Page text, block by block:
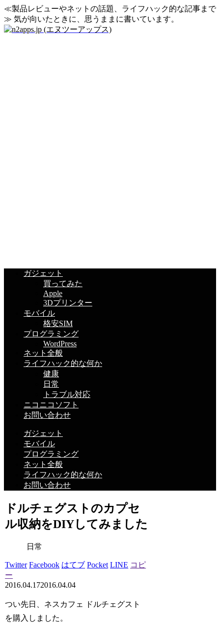
≪製品レビューやネットの話題、ライフハック的な記事まで
≫ 気が向いたときに、思うままに書いています。
ガジェット
買ってみた
Apple
3Dプリンター
モバイル
格安SIM
プログラミング
WordPress
ネット全般
ライフハック的な何か
健康
日常
トラブル対応
ニコニコソフト
お問い合わせ
ガジェット
モバイル
プログラミング
ネット全般
ライフハック的な何か
お問い合わせ
ドルチェグストのカプセ
ル収納をDIYしてみました
日常
Twitter Facebook はてブ Pocket LINE コピ
ー
2016.04.172016.04.04
つい先日、ネスカフェ ドルチェグスト
を購入しました。